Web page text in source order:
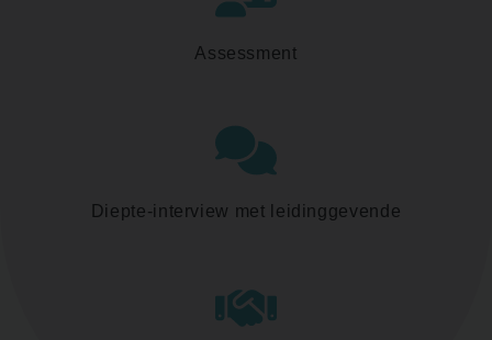
Assessment
Diepte-interview met leidinggevende